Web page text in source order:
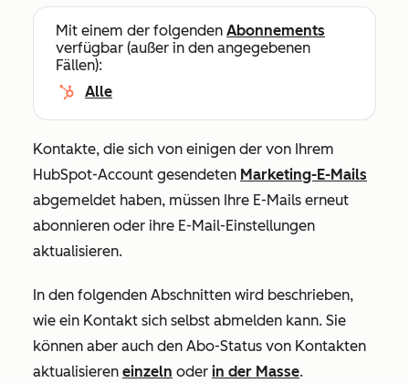
Mit einem der folgenden Abonnements
verfügbar (außer in den angegebenen
Fällen):
Alle
Kontakte, die sich von einigen der von Ihrem
HubSpot-Account gesendeten Marketing-E-Mails
abgemeldet haben, müssen Ihre E-Mails erneut
abonnieren oder ihre E-Mail-Einstellungen
aktualisieren.
In den folgenden Abschnitten wird beschrieben,
wie ein Kontakt sich selbst abmelden kann. Sie
können aber auch den Abo-Status von Kontakten
aktualisieren einzeln oder in der Masse.